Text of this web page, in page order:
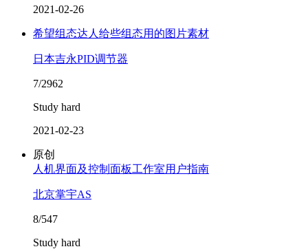
2021-02-26
希望组态达人给些组态用的图片素材
日本吉永PID调节器
7/2962
Study hard
2021-02-23
原创
人机界面及控制面板工作室用户指南
北京掌宇AS
8/547
Study hard